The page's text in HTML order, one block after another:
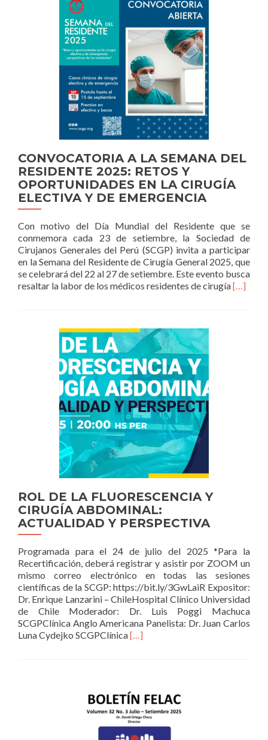
PARA
EL
POSGRADO
EN
CIRUGÍA
HEPATOBILIO-
PANCREÁTICA
DE
SCOLLA
CONVOCATORIA A LA SEMANA DEL
RESIDENTE 2025: RETOS Y
OPORTUNIDADES EN LA CIRUGÍA
ELECTIVA Y DE EMERGENCIA
Con motivo del Día Mundial del Residente que se
conmemora cada 23 de setiembre, la Sociedad de
Cirujanos Generales del Perú (SCGP) invita a participar
en la Semana del Residente de Cirugía General 2025, que
se celebrará del 22 al 27 de setiembre. Este evento busca
resaltar la labor de los médicos residentes de cirugíaRead
[…]
ROL DE LA FLUORESCENCIA Y
CIRUGÍA ABDOMINAL:
ACTUALIDAD Y PERSPECTIVA
Programada para el 24 de julio del 2025 *Para la
Recertificación, deberá registrar y asistir por ZOOM un
mismo correo electrónico en todas las sesiones
científicas de la SCGP: https://bit.ly/3GwLaiR Expositor:
Dr. Enrique Lanzarini – ChileHospital Clínico Universidad
de Chile Moderador: Dr. Luis Poggi Machuca
SCGPClínica Anglo Americana Panelista: Dr. Juan Carlos
Luna Cydejko SCGPClínicaRead
LA
FLUORESCENCIA
Y
CIRUGÍA
[…]